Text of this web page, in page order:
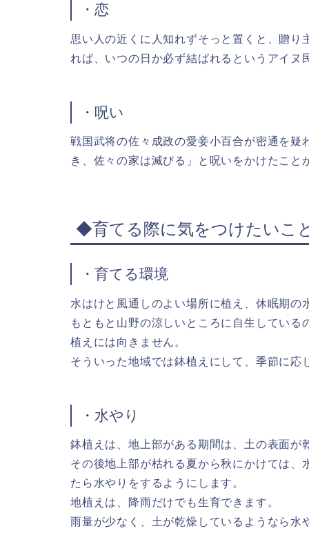
・恋
思い人の近くに人知れずそっと置くと、贈
れば、いつの日か必ず結ばれるというアイヌ
・呪い
戦国武将の佐々成政の愛妾小百合が密通を
き、佐々の家は滅びる」と呪いをかけたこと
◆育てる際に気をつけたいこ
・育てる環境
水はけと風通しのよい場所に植え、休眠期
もともと山野の涼しいところに自生してい
植えには向きません。
そういった地域では鉢植えにして、季節に
・水やり
鉢植えは、地上部がある期間は、土の表面が
その後地上部が枯れる夏から秋にかけては
たら水やりをするようにします。
地植えは、降雨だけでも生育できます。
雨量が少なく、土が乾燥しているようなら水